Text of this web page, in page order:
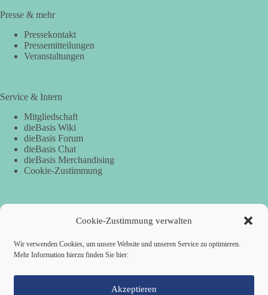
Cookie-Zustimmung verwalten
Wir verwenden Cookies, um unsere Website und unseren Service zu optimieren.
Mehr Information hierzu finden Sie hier:
Akzeptieren
Presse & mehr
Pressekontakt
Pressemitteilungen
Veranstaltungen
Service & Intern
Mitgliedschaft
dieBasis Wiki
dieBasis Forum
dieBasis Chat
dieBasis Merchandising
Cookie-Zustimmung
Spenden
dieBasis Kreisverband Würzburg
IBAN: DE28 7905 0000 0049 4773 00